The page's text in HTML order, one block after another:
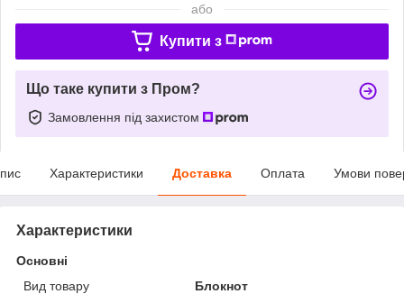
або
Купити з
Що таке купити з Пром?
Замовлення під захистом
Характеристики Доставка Оплата Умови
Характеристики
Основні
Вид товару
Блокнот